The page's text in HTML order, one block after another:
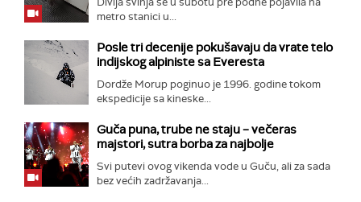
metro stanici u...
Posle tri decenije pokušavaju da vrate telo
indijskog alpiniste sa Everesta
Dordže Morup poginuo je 1996. godine tokom
ekspedicije sa kineske...
Guča puna, trube ne staju – večeras
majstori, sutra borba za najbolje
Svi putevi ovog vikenda vode u Guču, ali za sada
bez većih zadržavanja...